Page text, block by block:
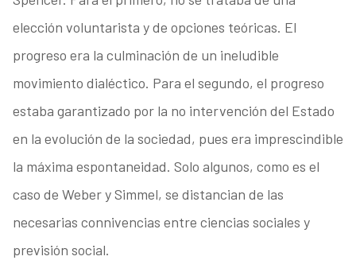
elección voluntarista y de opciones teóricas. El
progreso era la culminación de un ineludible
movimiento dialéctico. Para el segundo, el progreso
estaba garantizado por la no intervención del Estado
en la evolución de la sociedad, pues era imprescindible
la máxima espontaneidad. Solo algunos, como es el
caso de Weber y Simmel, se distancian de las
necesarias connivencias entre ciencias sociales y
previsión social.